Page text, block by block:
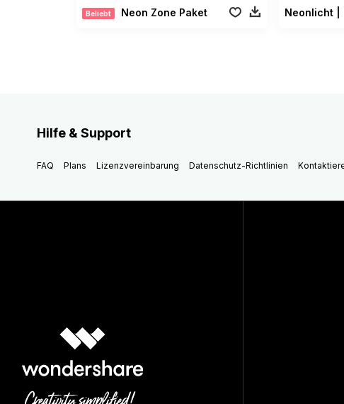
Beliebt Neon Zone Paket Neonlicht |
Hilfe & Support
FAQ Plans Lizenzvereinbarung Datenschutz-Richtlinien